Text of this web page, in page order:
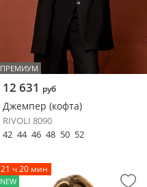
ПРЕМИУМ
12 631 руб
Джемпер (кофта)
RIVOLI 8090
42 44 46 48 50 52
21 ч 20 мин
NEW